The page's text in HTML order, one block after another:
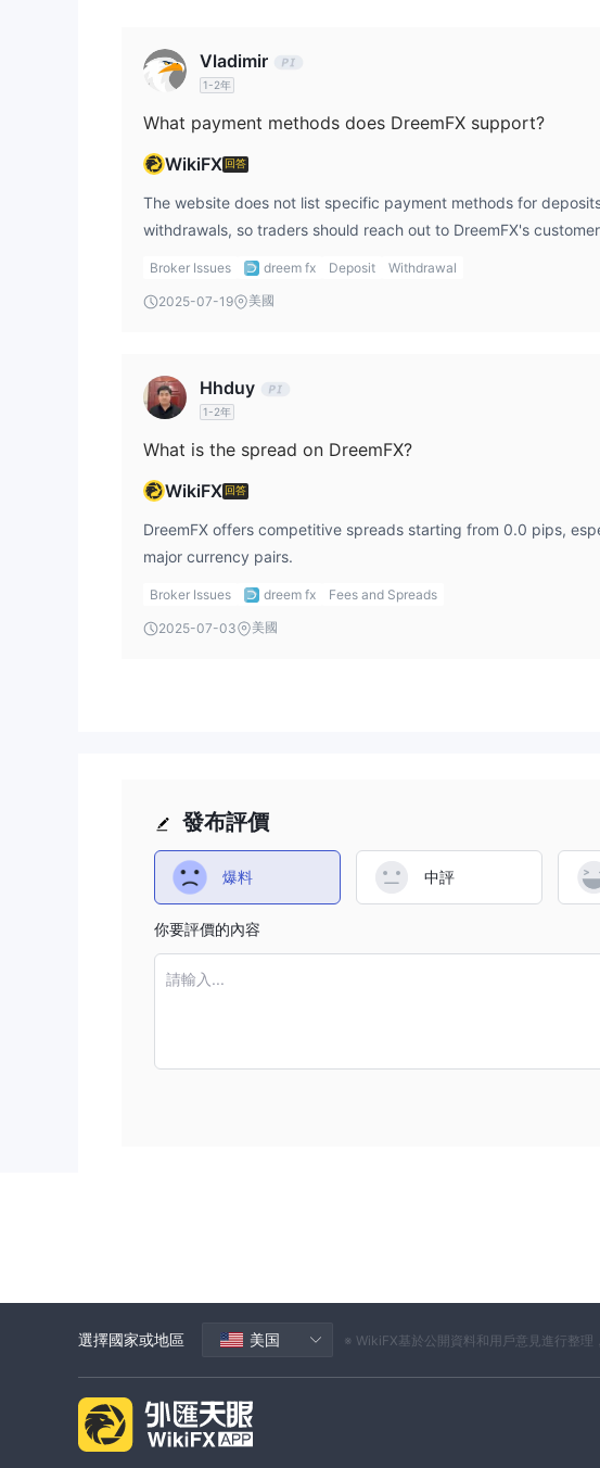
DREEMFX 費用
DREEMFX 不收取佣金費用，價差浮動，從0.2點起，視乎不同的帳戶類
交易平台
存款與提款
DREEMFX 接受通過AMEX、VISA、Mastercard、DISCOVER
有指定任何費用或收費。
Vladimir
1-2年
What payment methods does DreemFX support?
WikiFX 回答
The website does not list specific payment methods for
withdrawals, so traders should reach out to DreemFX's
further clarification.
Broker Issues dreem fx Deposit Withdrawal
2025-07-19 美國
Hhduy
1-2年
What is the spread on DreemFX?
WikiFX 回答
DreemFX offers competitive spreads starting from 0.0 pips,
major currency pairs.
Broker Issues dreem fx Fees and Spreads
2025-07-03 美國
發布評價
爆料 中評
你要評價的內容
請輸入...
選擇國家或地區 美国 ※ WikiFX基於公開資料和用戶意見進行整理